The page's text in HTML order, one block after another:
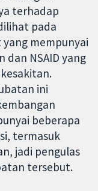
terhadap
pada
mempunyai
NSAID yang
ini
beberapa
termasuk
jadi pengulas
tersebut.